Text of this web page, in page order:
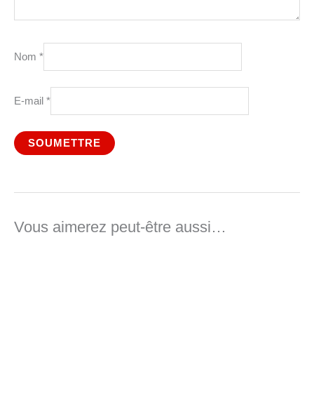
Nom *
E-mail *
Vous aimerez peut-être aussi…